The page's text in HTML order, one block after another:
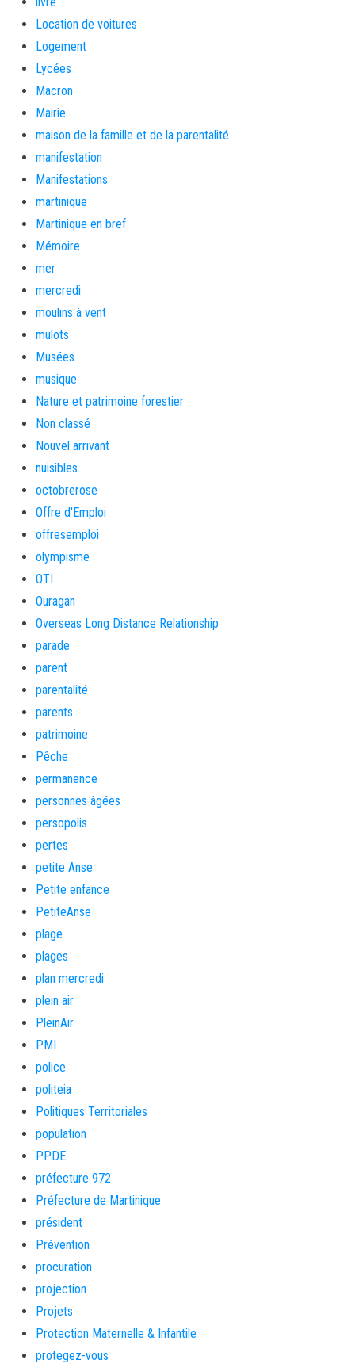
Location de voitures
Logement
Lycées
Macron
Mairie
maison de la famille et de la parentalité
manifestation
Manifestations
martinique
Martinique en bref
Mémoire
mer
mercredi
moulins à vent
mulots
Musées
musique
Nature et patrimoine forestier
Non classé
Nouvel arrivant
nuisibles
octobrerose
Offre d'Emploi
offresemploi
olympisme
OTI
Ouragan
Overseas Long Distance Relationship
parade
parent
parentalité
parents
patrimoine
Pêche
permanence
personnes âgées
persopolis
pertes
petite Anse
Petite enfance
PetiteAnse
plage
plages
plan mercredi
plein air
PleinAir
PMI
police
politeia
Politiques Territoriales
population
PPDE
préfecture 972
Préfecture de Martinique
président
Prévention
procuration
projection
Projets
Protection Maternelle & Infantile
protegez-vous